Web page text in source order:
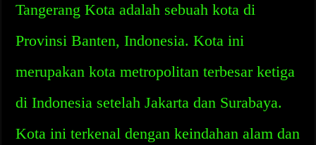
Tangerang Kota adalah sebuah kota di
Provinsi Banten, Indonesia. Kota ini
merupakan kota metropolitan terbesar ketiga
di Indonesia setelah Jakarta dan Surabaya.
Kota ini terkenal dengan keindahan alam dan